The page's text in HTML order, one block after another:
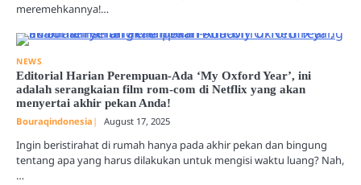
meremehkannya!…
NEWS
Editorial Harian Perempuan-Ada ‘My Oxford Year’, ini
adalah serangkaian film rom-com di Netflix yang akan
menyertai akhir pekan Anda!
Bouraqindonesia August 17, 2025
Ingin beristirahat di rumah hanya pada akhir pekan dan bingung
tentang apa yang harus dilakukan untuk mengisi waktu luang? Nah,
…